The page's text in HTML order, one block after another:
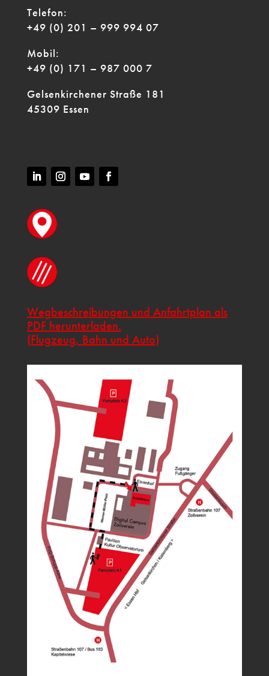
Telefon:
+49 (0) 201 – 999 994 07
Mobil:
+49 (0) 171 – 987 000 7
Gelsenkirchener Straße 181
45309 Essen
Wegbeschreibungen und Anfahrtplan als
PDF herunterladen.
(Flugzeug, Bahn und Auto)